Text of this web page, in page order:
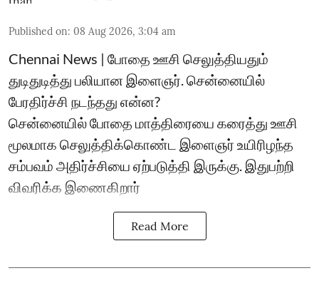
Published on: 08 Aug 2026, 3:04 am
Chennai News | போதை ஊசி செலுத்தியதும்
துடிதுடித்து பலியான இளைஞர். சென்னையில்
பேரதிர்ச்சி நடந்தது என்ன?
சென்னையில் போதை மாத்திரையை கரைத்து ஊசி
மூலமாக செலுத்திக்கொண்ட இளைஞர் உயிரிழந்த
சம்பவம் அதிர்ச்சியை ஏற்படுத்தி இருக்கு. இதுபற்றி
விவரிக்க இணைகிறார்
Read More